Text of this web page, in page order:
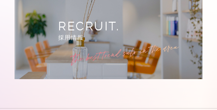
RECRUIT.
採用情報